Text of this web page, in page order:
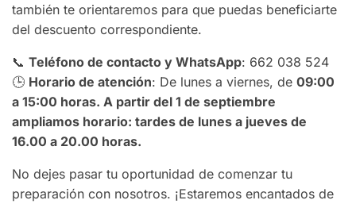
también te orientaremos para que puedas beneficiarte
del descuento correspondiente.
📞 Teléfono de contacto y WhatsApp: 662 038 524
🕒 Horario de atención: De lunes a viernes, de 09:00
a 15:00 horas. A partir del 1 de septiembre
ampliamos horario: tardes de lunes a jueves de
16.00 a 20.00 horas.
No dejes pasar tu oportunidad de comenzar tu
preparación con nosotros. ¡Estaremos encantados de